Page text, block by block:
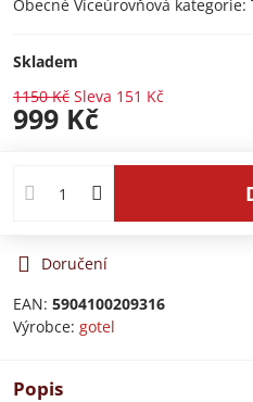
Obecné Víceúrovňová kategorie:
Skladem
1150 Kč Sleva 151 Kč
999 Kč
Doručení
EAN: 5904100209316
Výrobce: gotel
Popis